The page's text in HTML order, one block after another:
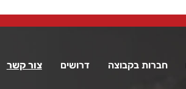
חברות בקבוצה דרושים צור קשר